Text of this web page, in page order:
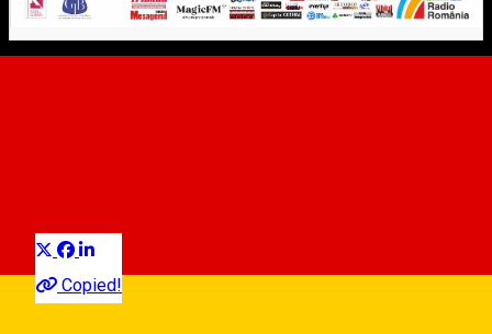
Copied!
Exhibition